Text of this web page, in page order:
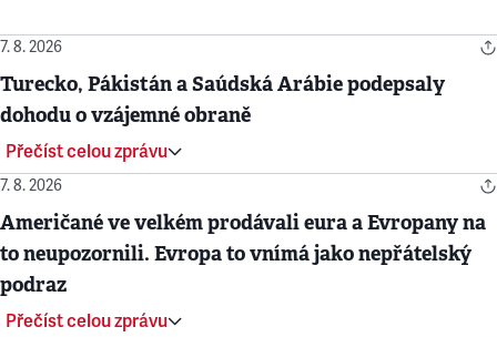
7. 8. 2026
Turecko, Pákistán a Saúdská Arábie podepsaly
dohodu o vzájemné obraně
Přečíst celou zprávu
7. 8. 2026
Američané ve velkém prodávali eura a Evropany na
to neupozornili. Evropa to vnímá jako nepřátelský
podraz
Přečíst celou zprávu